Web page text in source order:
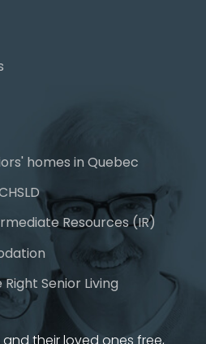
homes in Quebec
Resources (IR)
Senior Living